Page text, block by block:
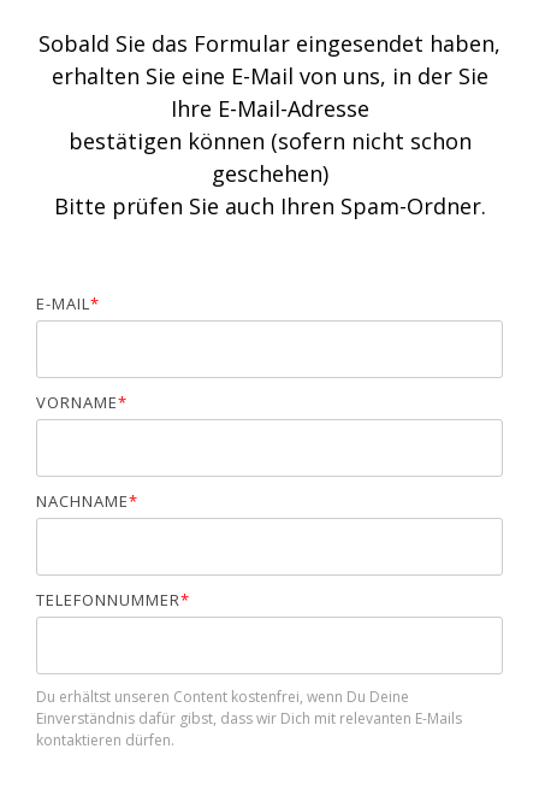
Sobald Sie das Formular eingesendet haben,
erhalten Sie eine E-Mail von uns, in der Sie
Ihre E-Mail-Adresse
bestätigen können (sofern nicht schon
geschehen)
Bitte prüfen Sie auch Ihren Spam-Ordner.
E-MAIL*
VORNAME*
NACHNAME*
TELEFONNUMMER*
Du erhältst unseren Content kostenfrei, wenn Du Deine
Einverständnis dafür gibst, dass wir Dich mit relevanten E-Mails
kontaktieren dürfen.